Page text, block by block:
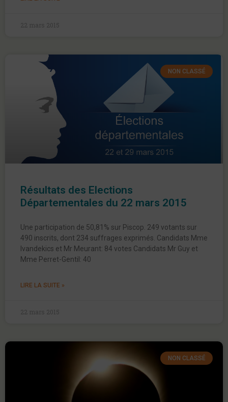
22 mars 2015
NON CLASSÉ
Résultats des Elections
Départementales du 22 mars 2015
Une participation de 50,81% sur Piscop. 249 votants sur
490 inscrits, dont 234 suffrages exprimés. Candidats Mme
Ivandekics et Mr Meurant: 84 votes Candidats Mr Guy et
Mme Perret-Gentil: 40
LIRE LA SUITE »
22 mars 2015
NON CLASSÉ